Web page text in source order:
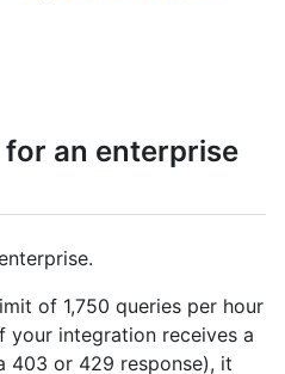
an enterprise
of 1,750 queries per hour
your integration receives a
403 or 429 response), it